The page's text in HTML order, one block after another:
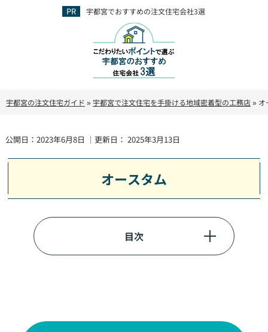
宇都宮でおすすめの注文住宅会社3選
宇都宮の注文住宅ガイド » 宇都宮で注文住宅を手掛ける地域密着型の工務店» オ
公開日： 2023年6月8日 ｜更新日： 2025年3月13日
オースタム
目次